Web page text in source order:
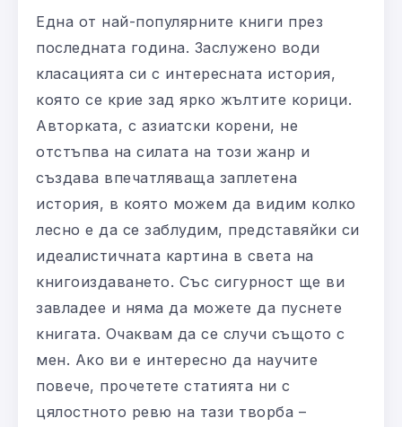
Една от най-популярните книги през
последната година. Заслужено води
класацията си с интересната история,
която се крие зад ярко жълтите корици.
Авторката, с азиатски корени, не
отстъпва на силата на този жанр и
създава впечатляваща заплетена
история, в която можем да видим колко
лесно е да се заблудим, представяйки си
идеалистичната картина в света на
книгоиздаването. Със сигурност ще ви
завладее и няма да можете да пуснете
книгата. Очаквам да се случи същото с
мен. Ако ви е интересно да научите
повече, прочетете статията ни с
цялостното ревю на тази творба –